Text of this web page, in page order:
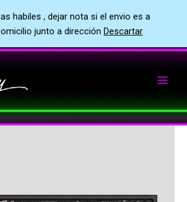
habiles , dejar nota si el envio es a
junto a dirección Descartar